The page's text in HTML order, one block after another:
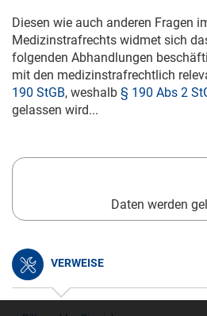
Diesen wie auch anderen Fragen
Medizinstrafrechts widmet sich
folgenden Abhandlungen
mit den medizinstrafrechtlich
190 StGB, weshalb § 190 Abs 2
gelassen wird...
Daten werden
VERWEISE